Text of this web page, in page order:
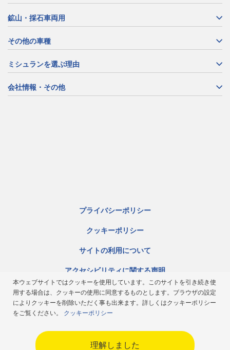
鉱山・採石車両用
その他の車種
ミシュランを選ぶ理由
会社情報・その他
プライバシーポリシー
クッキーポリシー
サイトの利用について
アクセシビリティに関する声明
サイトマップ
ミシュラン倫理規定
本ウェブサイトではクッキーを使用しています。このサイトを引き続き使
用する場合は、クッキーの使用に同意するものとします。ブラウザの設定
によりクッキーを削除いただく事も出来ます。詳しくはクッキーポリシー
をご覧ください。 クッキーポリシー
理解しました